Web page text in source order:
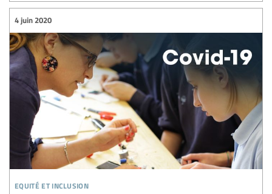
equité et inclusion
4 juin 2020